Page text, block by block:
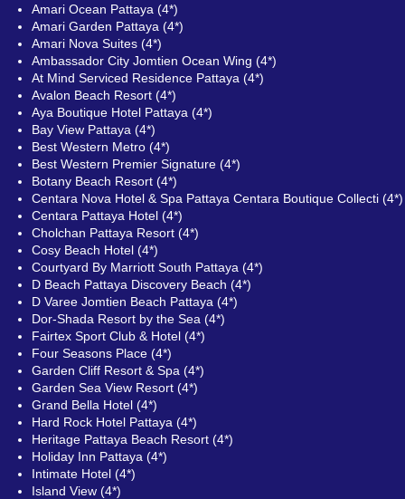
Amari Ocean Pattaya (4*)
Amari Garden Pattaya (4*)
Amari Nova Suites (4*)
Ambassador City Jomtien Ocean Wing (4*)
At Mind Serviced Residence Pattaya (4*)
Avalon Beach Resort (4*)
Aya Boutique Hotel Pattaya (4*)
Bay View Pattaya (4*)
Best Western Metro (4*)
Best Western Premier Signature (4*)
Botany Beach Resort (4*)
Centara Nova Hotel & Spa Pattaya Centara Boutique Collecti (4*)
Centara Pattaya Hotel (4*)
Cholchan Pattaya Resort (4*)
Cosy Beach Hotel (4*)
Courtyard By Marriott South Pattaya (4*)
D Beach Pattaya Discovery Beach (4*)
D Varee Jomtien Beach Pattaya (4*)
Dor-Shada Resort by the Sea (4*)
Fairtex Sport Club & Hotel (4*)
Four Seasons Place (4*)
Garden Cliff Resort & Spa (4*)
Garden Sea View Resort (4*)
Grand Bella Hotel (4*)
Hard Rock Hotel Pattaya (4*)
Heritage Pattaya Beach Resort (4*)
Holiday Inn Pattaya (4*)
Intimate Hotel (4*)
Island View (4*)